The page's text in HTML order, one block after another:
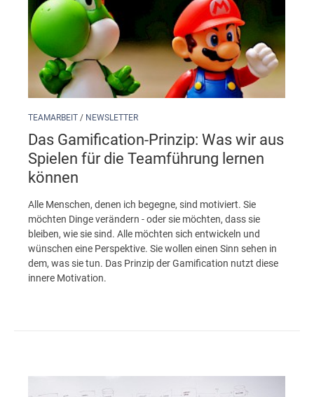
TEAMARBEIT / NEWSLETTER
Das Gamification-Prinzip: Was wir aus
Spielen für die Teamführung lernen
können
Alle Menschen, denen ich begegne, sind motiviert. Sie
möchten Dinge verändern - oder sie möchten, dass sie
bleiben, wie sie sind. Alle möchten sich entwickeln und
wünschen eine Perspektive. Sie wollen einen Sinn sehen in
dem, was sie tun. Das Prinzip der Gamification nutzt diese
innere Motivation.